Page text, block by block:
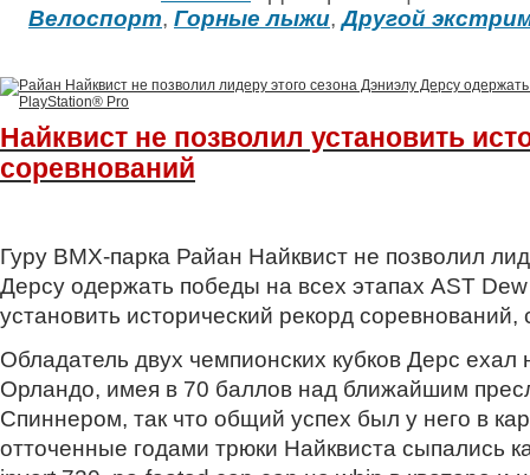
Велоспорт, Горные лыжи,Другой
Найквист не позволил установить
соревнований
Гуру BMX-парка Райан Найквист не позволил
Дерсу одержать победы на всех этапах AST
установить исторический рекорд
Обладатель двух чемпионских кубков Дерс
Орландо, имея в 70 баллов над ближайшим
Спиннером, так что общий успех был у него в
отточенные годами трюки Найквиста сыпались